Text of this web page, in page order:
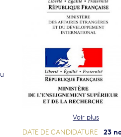
Voir plus
DATE DE CANDIDATURE 23